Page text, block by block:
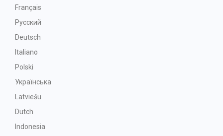
Français
Русский
Deutsch
Italiano
Polski
Українська
Latviešu
Dutch
Indonesia